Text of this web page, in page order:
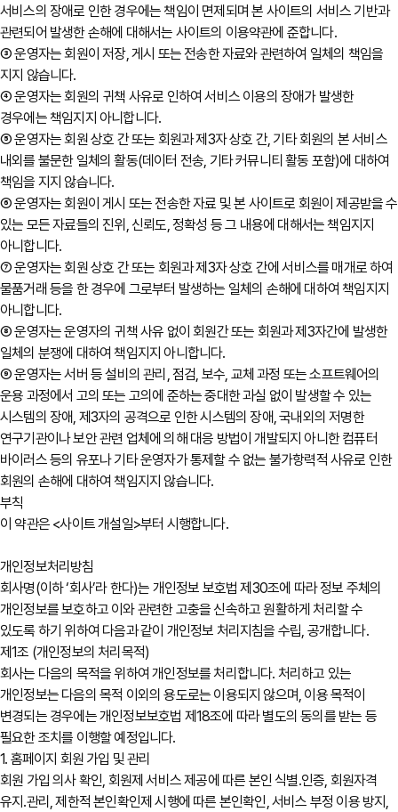
서비스의 장애로 인한 경우에는 책임이 면제되며 본 사이트의 서비스 기반과
관련되어 발생한 손해에 대해서는 사이트의 이용약관에 준합니다.
③ 운영자는 회원이 저장, 게시 또는 전송한 자료와 관련하여 일체의 책임을
지지 않습니다.
④ 운영자는 회원의 귀책 사유로 인하여 서비스 이용의 장애가 발생한
경우에는 책임지지 아니합니다.
⑤ 운영자는 회원 상호 간 또는 회원과 제3자 상호 간, 기타 회원의 본 서비스
내외를 불문한 일체의 활동(데이터 전송, 기타 커뮤니티 활동 포함)에 대하여
책임을 지지 않습니다.
⑥ 운영자는 회원이 게시 또는 전송한 자료 및 본 사이트로 회원이 제공받을 수
있는 모든 자료들의 진위, 신뢰도, 정확성 등 그 내용에 대해서는 책임지지
아니합니다.
⑦ 운영자는 회원 상호 간 또는 회원과 제3자 상호 간에 서비스를 매개로 하여
물품거래 등을 한 경우에 그로부터 발생하는 일체의 손해에 대하여 책임지지
아니합니다.
⑧ 운영자는 운영자의 귀책 사유 없이 회원간 또는 회원과 제3자간에 발생한
일체의 분쟁에 대하여 책임지지 아니합니다.
⑨ 운영자는 서버 등 설비의 관리, 점검, 보수, 교체 과정 또는 소프트웨어의
운용 과정에서 고의 또는 고의에 준하는 중대한 과실 없이 발생할 수 있는
시스템의 장애, 제3자의 공격으로 인한 시스템의 장애, 국내외의 저명한
연구기관이나 보안 관련 업체에 의해 대응 방법이 개발되지 아니한 컴퓨터
바이러스 등의 유포나 기타 운영자가 통제할 수 없는 불가항력적 사유로 인한
회원의 손해에 대하여 책임지지 않습니다.
부칙
이 약관은 <사이트 개설일>부터 시행합니다.
개인정보처리방침
회사명(이하 ‘회사’라 한다)는 개인정보 보호법 제30조에 따라 정보 주체의
개인정보를 보호하고 이와 관련한 고충을 신속하고 원활하게 처리할 수
있도록 하기 위하여 다음과 같이 개인정보 처리지침을 수립, 공개합니다.
제1조 (개인정보의 처리목적)
회사는 다음의 목적을 위하여 개인정보를 처리합니다. 처리하고 있는
개인정보는 다음의 목적 이외의 용도로는 이용되지 않으며, 이용 목적이
변경되는 경우에는 개인정보보호법 제18조에 따라 별도의 동의를 받는 등
필요한 조치를 이행할 예정입니다.
1. 홈페이지 회원 가입 및 관리
회원 가입 의사 확인, 회원제 서비스 제공에 따른 본인 식별․인증, 회원자격
유지․관리, 제한적 본인확인제 시행에 따른 본인확인, 서비스 부정 이용 방지,